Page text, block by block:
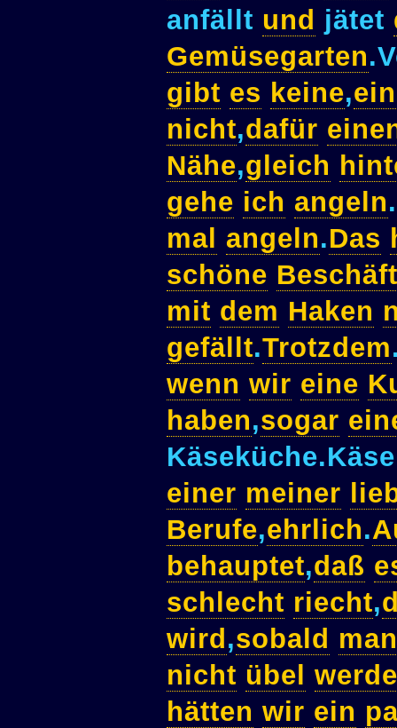
anfällt und jätet
Gemüsegarten
gibt es keine,
nicht,dafür
Nähe,gleich
gehe ich angeln.
mal angeln.Das
schöne
mit dem Haken
gefällt.Trotzdem
wenn wir eine
haben,sogar
einer meiner
Berufe,ehrlich.
behauptet,daß
schlecht riecht,
wird,sobald man
nicht übel
hätten wir ein